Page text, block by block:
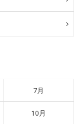
7月
10月